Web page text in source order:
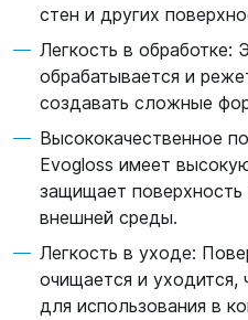
стен и других
Легкость в обработке:
обрабатывается и
создавать сложные
Высококачественное
Evogloss имеет
защищает поверхность
внешней среды.
Легкость в уходе:
очищается и
для использования в